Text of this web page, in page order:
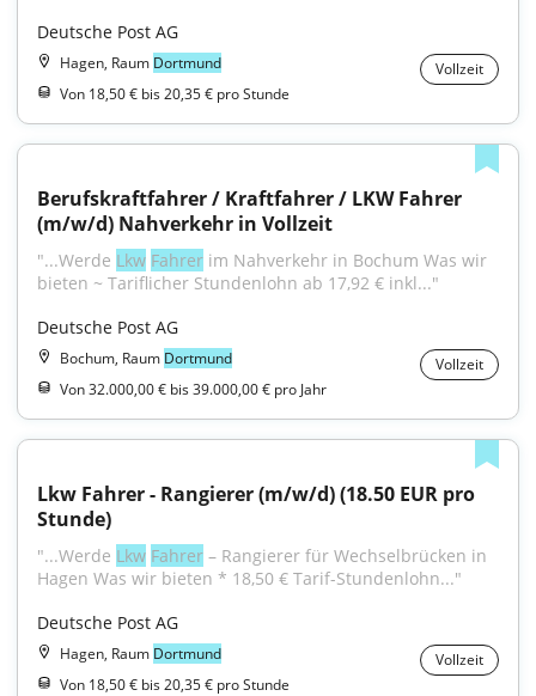
Deutsche Post AG
Hagen, Raum Dortmund
Vollzeit
Von 18,50 € bis 20,35 € pro Stunde
Berufskraftfahrer / Kraftfahrer / LKW Fahrer
(m/w/d) Nahverkehr in Vollzeit
"...Werde Lkw Fahrer im Nahverkehr in Bochum Was wir
bieten ~ Tariflicher Stundenlohn ab 17,92 € inkl..."
Deutsche Post AG
Bochum, Raum Dortmund
Vollzeit
Von 32.000,00 € bis 39.000,00 € pro Jahr
Lkw Fahrer - Rangierer (m/w/d) (18.50 EUR pro
Stunde)
"...Werde Lkw Fahrer – Rangierer für Wechselbrücken in
Hagen Was wir bieten * 18,50 € Tarif-Stundenlohn..."
Deutsche Post AG
Hagen, Raum Dortmund
Vollzeit
Von 18,50 € bis 20,35 € pro Stunde